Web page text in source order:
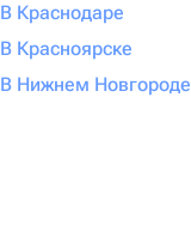
В Краснодаре
В Красноярске
В Нижнем Новгороде